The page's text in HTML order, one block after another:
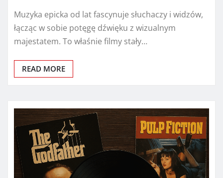
Muzyka epicka od lat fascynuje słuchaczy i widzów,
łącząc w sobie potęgę dźwięku z wizualnym
majestatem. To właśnie filmy stały…
READ MORE